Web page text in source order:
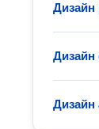
Дизайн
Дизайн